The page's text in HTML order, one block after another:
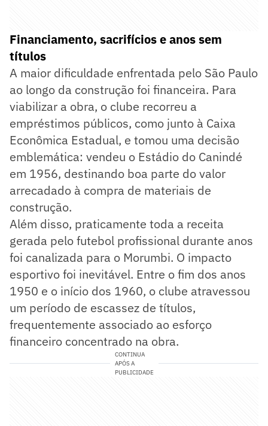
Financiamento, sacrifícios e anos sem
títulos
A maior dificuldade enfrentada pelo São Paulo
ao longo da construção foi financeira. Para
viabilizar a obra, o clube recorreu a
empréstimos públicos, como junto à Caixa
Econômica Estadual, e tomou uma decisão
emblemática: vendeu o Estádio do Canindé
em 1956, destinando boa parte do valor
arrecadado à compra de materiais de
construção.
Além disso, praticamente toda a receita
gerada pelo futebol profissional durante anos
foi canalizada para o Morumbi. O impacto
esportivo foi inevitável. Entre o fim dos anos
1950 e o início dos 1960, o clube atravessou
um período de escassez de títulos,
frequentemente associado ao esforço
financeiro concentrado na obra.
CONTINUA
APÓS A
PUBLICIDADE